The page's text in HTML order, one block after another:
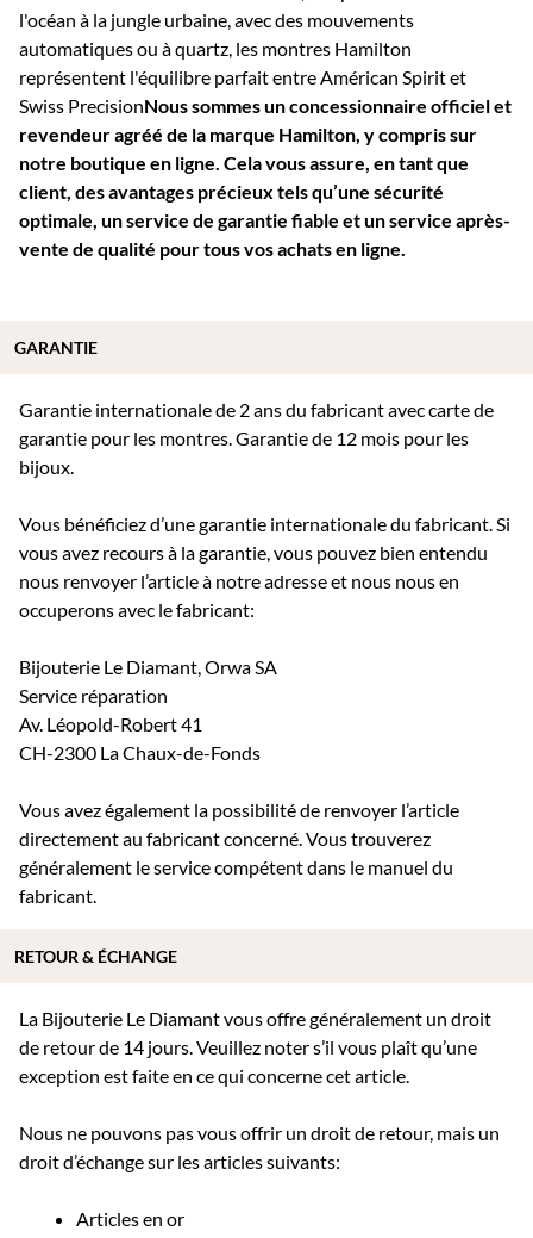
l'océan à la jungle urbaine, avec des mouvements
automatiques ou à quartz, les montres Hamilton
représentent l'équilibre parfait entre Américan Spirit et
Swiss PrecisionNous sommes un concessionnaire officiel et
revendeur agréé de la marque Hamilton, y compris sur
notre boutique en ligne. Cela vous assure, en tant que
client, des avantages précieux tels qu’une sécurité
optimale, un service de garantie fiable et un service après-
vente de qualité pour tous vos achats en ligne.
Garantie internationale de 2 ans du fabricant avec carte de
garantie pour les montres. Garantie de 12 mois pour les
bijoux.
Vous bénéficiez d’une garantie internationale du fabricant. Si
vous avez recours à la garantie, vous pouvez bien entendu
nous renvoyer l’article à notre adresse et nous nous en
occuperons avec le fabricant:
Bijouterie Le Diamant, Orwa SA
Service réparation
Av. Léopold-Robert 41
CH-2300 La Chaux-de-Fonds
Vous avez également la possibilité de renvoyer l’article
directement au fabricant concerné. Vous trouverez
généralement le service compétent dans le manuel du
fabricant.
La Bijouterie Le Diamant vous offre généralement un droit
de retour de 14 jours. Veuillez noter s’il vous plaît qu’une
exception est faite en ce qui concerne cet article.
Nous ne pouvons pas vous offrir un droit de retour, mais un
droit d’échange sur les articles suivants:
Articles en or
GARANTIE
RETOUR & ÉCHANGE